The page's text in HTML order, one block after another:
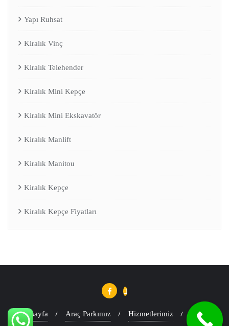
Yapı Ruhsat
Kiralık Vinç
Kiralık Telehender
Kiralık Mini Kepçe
Kiralık Mini Ekskavatör
Kiralık Manlift
Kiralık Manitou
Kiralık Kepçe
Kiralık Kepçe Fiyatları
Anasayfa Araç Parkımız Hizmetlerimiz Blog